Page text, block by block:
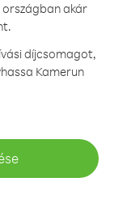
akár
díjcsomagot,
Kamerun